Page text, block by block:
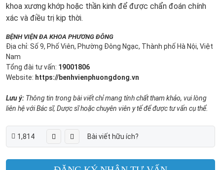
khoa xương khớp hoặc thần kinh để được chẩn đoán chính
xác và điều trị kịp thời.
BỆNH VIỆN ĐA KHOA PHƯƠNG ĐÔNG
Địa chỉ: Số 9, Phố Viên, Phường Đông Ngạc, Thành phố Hà Nội, Việt
Nam
Tổng đài tư vấn: 19001806
Website: https://benhvienphuongdong.vn
Lưu ý: Thông tin trong bài viết chỉ mang tính chất tham khảo, vui lòng
liên hệ với Bác sĩ, Dược sĩ hoặc chuyên viên y tế để được tư vấn cụ thể.
1,814 Bài viết hữu ích?